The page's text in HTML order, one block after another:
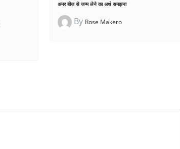
अमर बीज से जन्म लेने का अर्थ समझना
By Rose Makero